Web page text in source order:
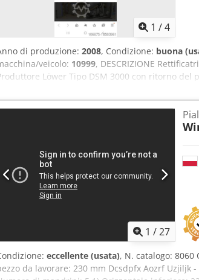
1 /4
di produzione: 2008, Condizione: buona
veicolo: 10999, DESCRIZIONE
Löwer Tipo DSM 3000 con ritorno del
di rettifica: 2-200 mm Dcjdsv Dfp Hopfx Ailjk
di macinazione dall'alto, 7,5 kW 1x unità di
dal basso, 7,5 kW 1x unità di spazzolatura dal
mm Regolazione elettrica dell'altezza, 0,37 kW
1 /27
eccellente (usata), N. catalogo: 8060
da lavorare: 230 mm Dcsdpfx Aozrf Uzjiljk